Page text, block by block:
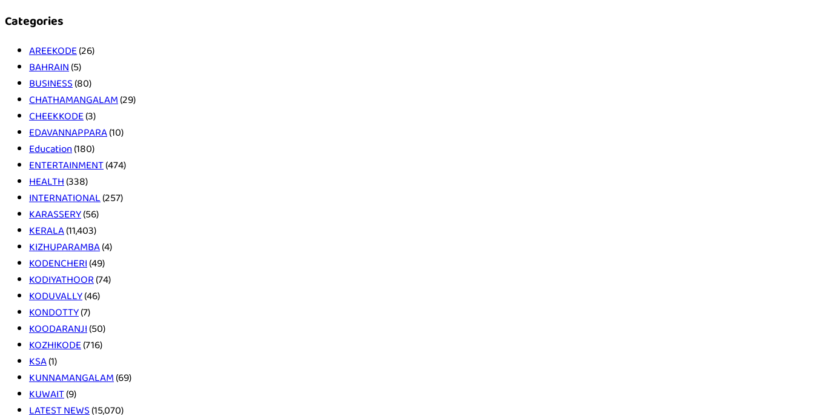
Categories
AREEKODE(26)
BAHRAIN(5)
BUSINESS(80)
CHATHAMANGALAM(29)
CHEEKKODE(3)
EDAVANNAPPARA(10)
Education(180)
ENTERTAINMENT(474)
HEALTH(338)
INTERNATIONAL(257)
KARASSERY(56)
KERALA(11,403)
KIZHUPARAMBA(4)
KODENCHERI(49)
KODIYATHOOR(74)
KODUVALLY(46)
KONDOTTY(7)
KOODARANJI(50)
KOZHIKODE(716)
KSA(1)
KUNNAMANGALAM(69)
KUWAIT(9)
LATEST NEWS(15,070)